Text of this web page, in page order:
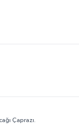
Çaprazı.